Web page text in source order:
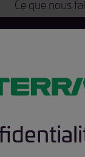
Ce que nous